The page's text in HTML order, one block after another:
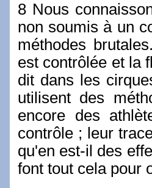
8 Nous
non soumis à un
méthodes
est contrôlée et la
dit dans les
utilisent des
encore des
contrôle ; leur
qu'en est-il des
font tout cela pour